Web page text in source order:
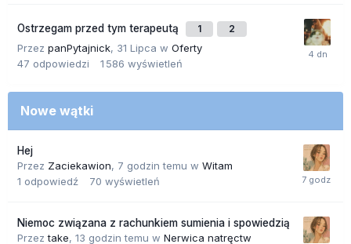
Ostrzegam przed tym terapeutą 1 2
Przez panPytajnick, 31 Lipca w Oferty
47 odpowiedzi 1 586 wyświetleń
Nowe wątki
Hej
Przez Zaciekawion, 7 godzin temu w Witam
1 odpowiedź 70 wyświetleń
Niemoc związana z rachunkiem sumienia i spowiedzią
Przeztake, 13 godzin temu w Nerwica natręctw